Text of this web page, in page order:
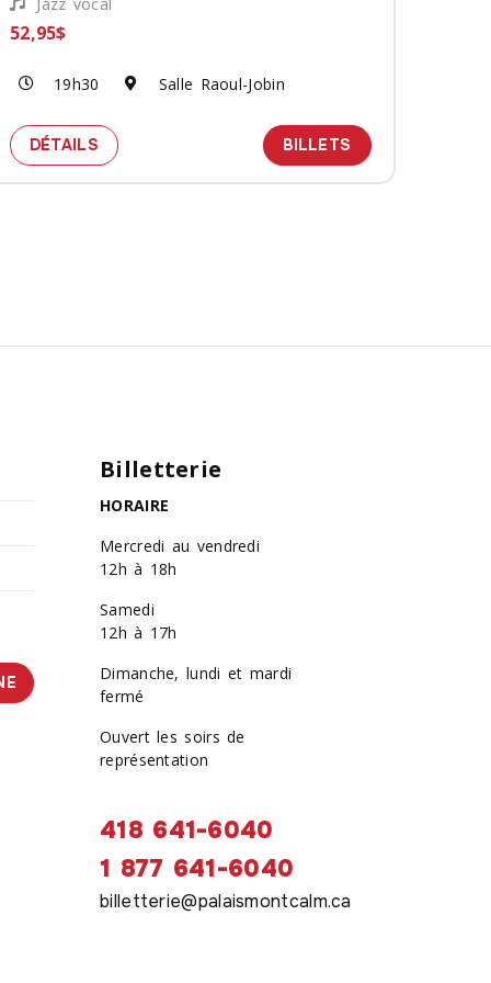
POUR LE SPECTACLE LITTLE MISTY
Jazz vocal
52,95$
19h30 Salle Raoul-Jobin
DÉTAILSSPECTACLE JILL BARBER - A HOLLY JOLLY
BILLETS DES BILLETS
Billetterie
HORAIRE
Mercredi au vendredi
12h à 18h
Samedi
12h à 17h
Dimanche, lundi et mardi
fermé
Ouvert les soirs de
représentation
418 641-6040
1 877 641-6040
billetterie@palaismontcalm.ca